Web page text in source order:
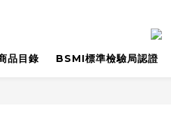
品目錄 BSMI標準檢驗局認證